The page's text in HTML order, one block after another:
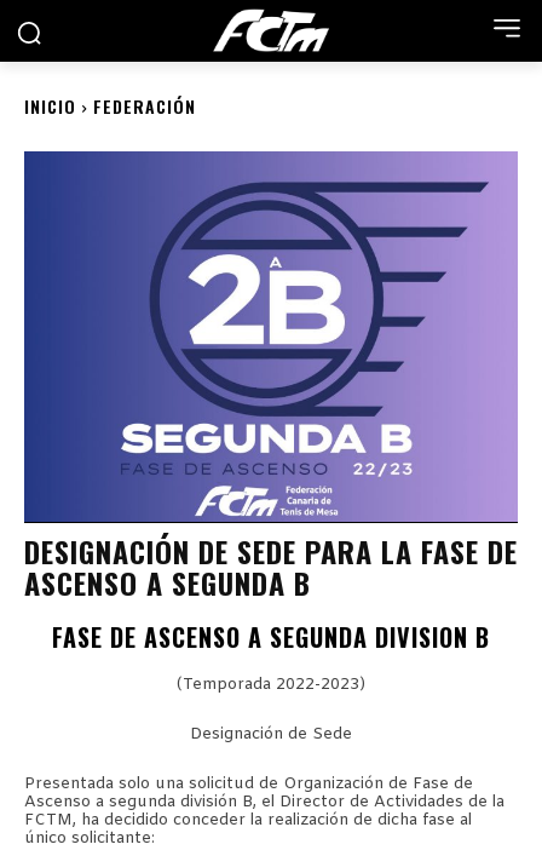
INICIO FEDERACIÓN
DESIGNACIÓN DE SEDE PARA LA FASE DE
ASCENSO A SEGUNDA B
FASE DE ASCENSO A SEGUNDA DIVISION B
(Temporada 2022-2023)
Designación de Sede
Presentada solo una solicitud de Organización de Fase de
Ascenso a segunda división B, el Director de Actividades de la
FCTM, ha decidido conceder la realización de dicha fase al
único solicitante: